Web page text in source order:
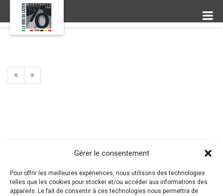
Gérer le consentement
Pour offrir les meilleures expériences, nous utilisons des technologies
telles que les cookies pour stocker et/ou accéder aux informations des
appareils. Le fait de consentir à ces technologies nous permettra de